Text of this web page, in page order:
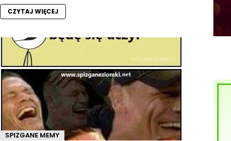
CZYTAJ WIĘCEJ
SPIZGANE MEMY